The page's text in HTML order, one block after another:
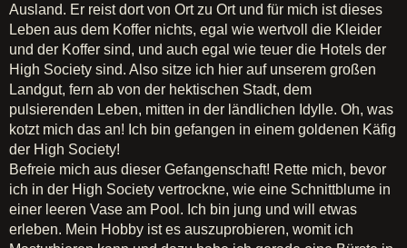
Ausland. Er reist dort von Ort zu Ort und für mich ist dieses
Leben aus dem Koffer nichts, egal wie wertvoll die Kleider
und der Koffer sind, und auch egal wie teuer die Hotels der
High Society sind. Also sitze ich hier auf unserem großen
Landgut, fern ab von der hektischen Stadt, dem
pulsierenden Leben, mitten in der ländlichen Idylle. Oh, was
kotzt mich das an! Ich bin gefangen in einem goldenen Käfig
der High Society!
Befreie mich aus dieser Gefangenschaft! Rette mich, bevor
ich in der High Society vertrockne, wie eine Schnittblume in
einer leeren Vase am Pool. Ich bin jung und will etwas
erleben. Mein Hobby ist es auszuprobieren, womit ich